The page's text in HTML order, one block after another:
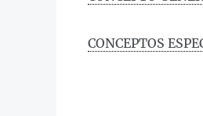
CONCEPTOS